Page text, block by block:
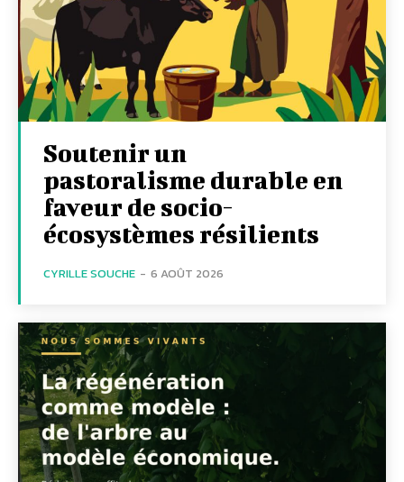
Soutenir un
pastoralisme durable en
faveur de socio-
écosystèmes résilients
CYRILLE SOUCHE - 6 AOÛT 2026